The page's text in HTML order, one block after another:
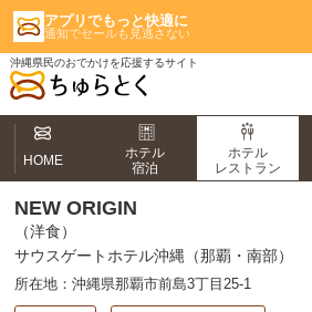
アプリでもっと快適に
通知でセールも見逃さない
沖縄県民のおでかけを応援するサイト
HOME
ホテル
宿泊
ホテル
レストラン
NEW ORIGIN
（洋食）
サウスゲートホテル沖縄（那覇・南部）
所在地： 沖縄県那覇市前島3丁目25-1